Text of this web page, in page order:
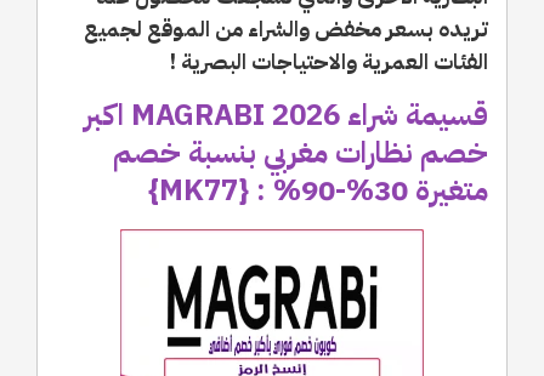
تريده بسعر مخفض والشراء من الموقع لجميع
الفئات العمرية والاحتياجات البصرية !
قسيمة شراء MAGRABI 2026 اكبر
خصم نظارات مغربي بنسبة خصم
متغيرة 30%-90% : {MK77}